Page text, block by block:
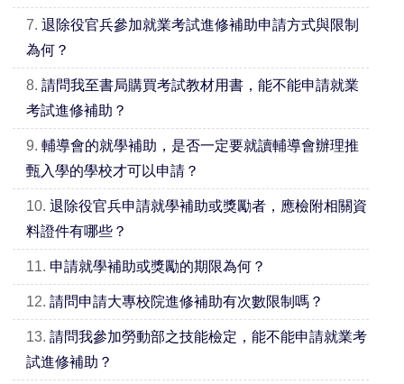
7. 退除役官兵參加就業考試進修補助申請方式與限制
為何？
8. 請問我至書局購買考試教材用書，能不能申請就業
考試進修補助？
9. 輔導會的就學補助，是否一定要就讀輔導會辦理推
甄入學的學校才可以申請？
10. 退除役官兵申請就學補助或獎勵者，應檢附相關資
料證件有哪些？
11. 申請就學補助或獎勵的期限為何？
12. 請問申請大專校院進修補助有次數限制嗎？
13. 請問我參加勞動部之技能檢定，能不能申請就業考
試進修補助？